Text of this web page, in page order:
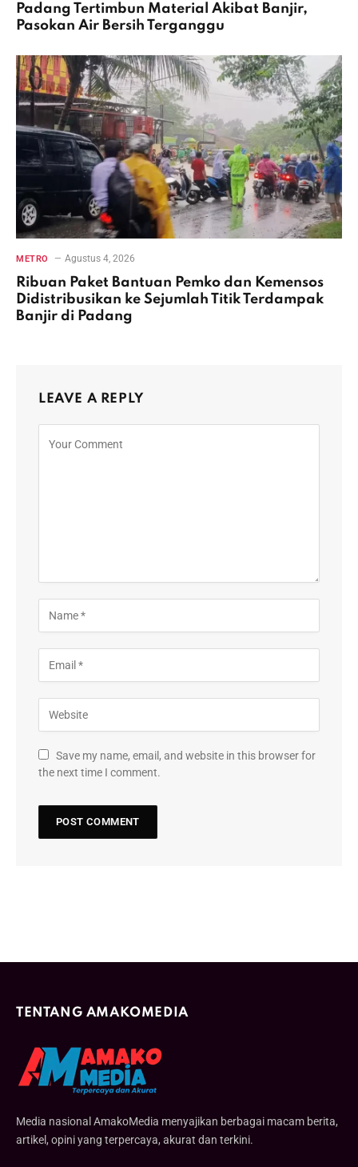
Padang Tertimbun Material Akibat Banjir,
Pasokan Air Bersih Terganggu
METRO Agustus 4, 2026
Ribuan Paket Bantuan Pemko dan Kemensos
Didistribusikan ke Sejumlah Titik Terdampak
Banjir di Padang
LEAVE A REPLY
Save my name, email, and website in this browser for
the next time I comment.
TENTANG AMAKOMEDIA
Media nasional AmakoMedia menyajikan berbagai macam berita,
artikel, opini yang terpercaya, akurat dan terkini.